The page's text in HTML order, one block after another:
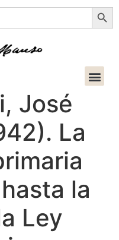
José
La
la
Ley